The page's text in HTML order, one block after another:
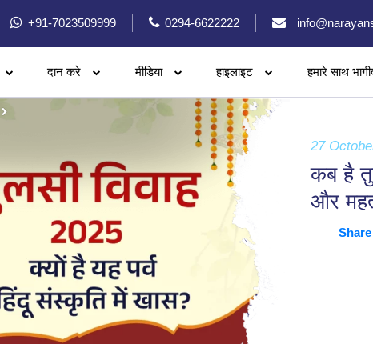
+91-7023509999 0294-6622222
दान करे मीडिया हाइलाइट हमारे साथ
27
कब है
और